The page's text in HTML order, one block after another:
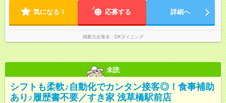
気になる！ 応募する 詳細へ
掲載元企業名 DKダイニング
未読
シフトも柔軟♪自動化でカンタン接客◎！食事補助
あり♪履歴書不要／すき家 浅草橋駅前店